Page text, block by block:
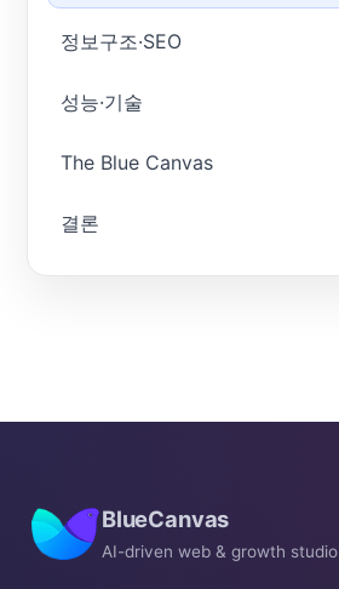
정보구조·SEO
성능·기술
The Blue Canvas
결론
BlueCanvas
AI-driven web & growth studio